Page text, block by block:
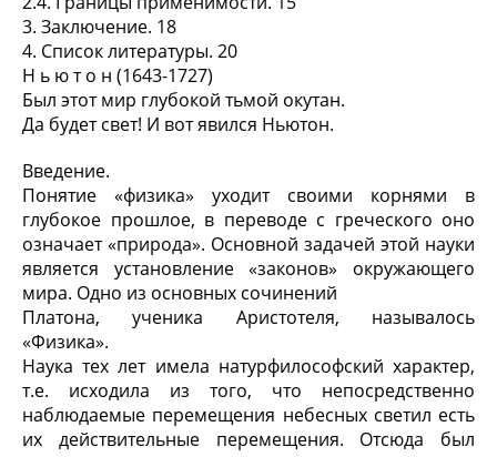
3. Заключение. 18
4. Список литературы. 20
Н ь ю т о н (1643-1727)
Был этот мир глубокой тьмой окутан.
Да будет свет! И вот явился Ньютон.
Введение.
Понятие «физика» уходит своими корнями в
глубокое прошлое, в переводе с греческого оно
означает «природа». Основной задачей этой науки
является установление «законов» окружающего
мира. Одно из основных сочинений
Платона, ученика Аристотеля, называлось
«Физика».
Наука тех лет имела натурфилософский характер,
т.е. исходила из того, что непосредственно
наблюдаемые перемещения небесных светил есть
их действительные перемещения. Отсюда был